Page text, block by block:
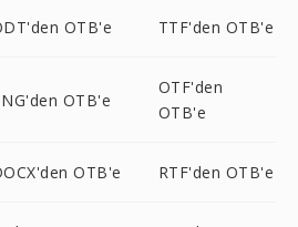
OTB'e TTF'den OTB'e
OTB'e
OTF'den
OTB'e
OTB'e RTF'den OTB'e